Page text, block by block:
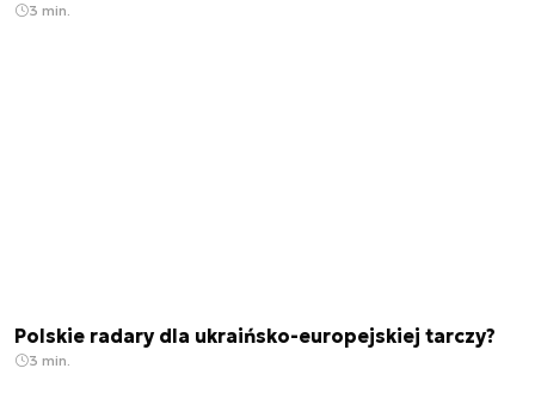
3 min.
Polskie radary dla ukraińsko-europejskiej tarczy?
3 min.